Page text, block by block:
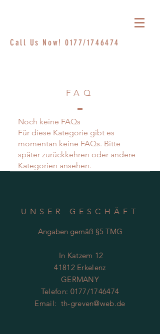
Call Us Now! 0177/1746474
FAQ
Noch keine FAQs
Für diese Kategorie gibt es
momentan keine FAQs. Bitte
später zurückkehren oder andere
Kategorien ansehen.
UNSER GESCHÄFT
Angaben gemäß §5 TMG
In Katzem 12
41812 Erkelenz
GERMANY
Telefon: 0177/1746474
Email: th-greven@web.de